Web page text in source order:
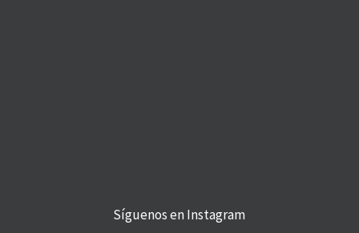
Síguenos en Instagram